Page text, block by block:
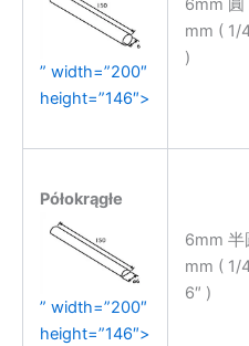
” width=”200″
height=”146″>
6mm 圓
mm ( 1/
)
Półokrągłe
” width=”200″
height=”146″>
6mm 半
mm ( 1/
6″ )